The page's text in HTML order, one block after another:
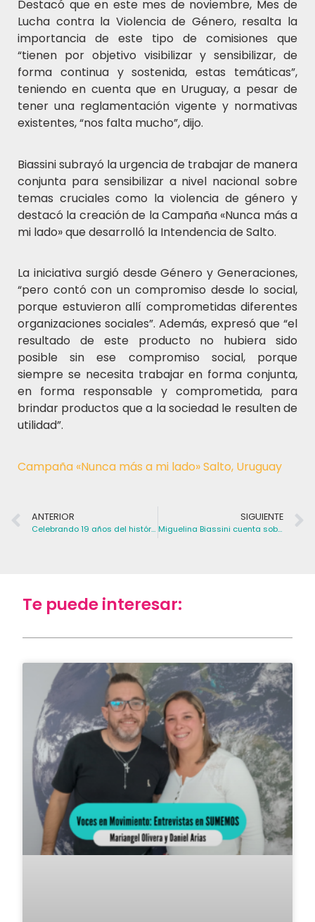
Destacó que en este mes de noviembre, Mes de
Lucha contra la Violencia de Género, resalta la
importancia de este tipo de comisiones que
“tienen por objetivo visibilizar y sensibilizar, de
forma continua y sostenida, estas temáticas”,
teniendo en cuenta que en Uruguay, a pesar de
tener una reglamentación vigente y normativas
existentes, “nos falta mucho”, dijo.
Biassini subrayó la urgencia de trabajar de manera
conjunta para sensibilizar a nivel nacional sobre
temas cruciales como la violencia de género y
destacó la creación de la Campaña «Nunca más a
mi lado» que desarrolló la Intendencia de Salto.
La iniciativa surgió desde Género y Generaciones,
“pero contó con un compromiso desde lo social,
porque estuvieron allí comprometidas diferentes
organizaciones sociales”. Además, expresó que “el
resultado de este producto no hubiera sido
posible sin ese compromiso social, porque
siempre se necesita trabajar en forma conjunta,
en forma responsable y comprometida, para
brindar productos que a la sociedad le resulten de
utilidad”.
Campaña «Nunca más a mi lado» Salto, Uruguay
ANTERIOR
Celebrando 19 años del histórico primer triunfo del Dr. Tabaré Vázquez
SIGUIENTE
Miguelina Biassini cuenta sobre la integración de Haciendo Camino a SUMEMOS y el apoyo a Carolina Cosse
Te puede interesar: